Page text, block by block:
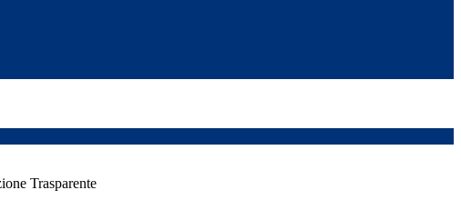
Trasparente